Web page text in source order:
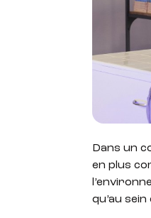
Dans un
en plus
qu’au